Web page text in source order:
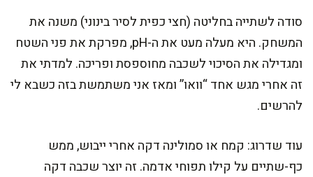
סודה לשתייה בחליטה (חצי כפית לסיר בינוני) משנה את
המשחק. היא מעלה מעט את ה-pH, מפרקת את פני השטח
ומגדילה את הסיכוי לשכבה מחוספסת ופריכה. למדתי את
זה אחרי מגש אחד “וואו” ומאז אני משתמשת בזה כשבא לי
להרשים.
עוד שדרוג: קמח או סמולינה דקה אחרי ייבוש, ממש
כף-שתיים על קילו תפוחי אדמה. זה יוצר שכבה דקה